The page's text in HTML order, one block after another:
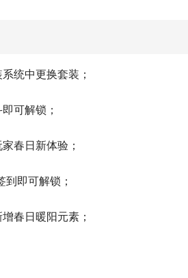
统中更换套装；
可解锁；
春日新体验；
即可解锁；
春日暖阳元素；